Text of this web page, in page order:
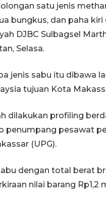
satu jenis
bungkus, dan paha
DJBC Sulbagsel
Selasa.
jenis sabu itu dibawa
tujuan Kota
dilakukan profiling
penumpang pesawat
(UPG).
dengan total berat
nilai barang Rp1,2